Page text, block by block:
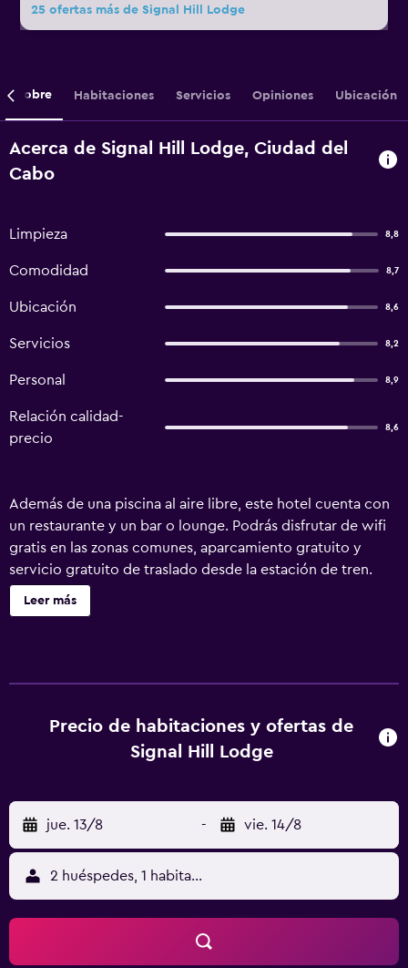
25 ofertas más de Signal Hill Lodge
Sobre Habitaciones Servicios Opiniones Ubicación
Acerca de Signal Hill Lodge, Ciudad del
Cabo
Limpieza 8,8
Comodidad 8,7
Ubicación 8,6
Servicios 8,2
Personal 8,9
Relación calidad-
precio
8,6
Además de una piscina al aire libre, este hotel cuenta con
un restaurante y un bar o lounge. Podrás disfrutar de wifi
gratis en las zonas comunes, aparcamiento gratuito y
servicio gratuito de traslado desde la estación de tren.
También encontrarás un bar-cafetería, una terraza en la
azotea y servicios de conserjería. Signal Hill Lodge ofrece
hotel en Ciudad del Cabo ofrece acceso a Internet wifi
gratis. Se ofrece servicio de limpieza todos los días y es
una piscina al aire libre.
Leer más
Precio de habitaciones y ofertas de
Signal Hill Lodge
jue. 13/8 - vie. 14/8
2 huéspedes, 1 habitación